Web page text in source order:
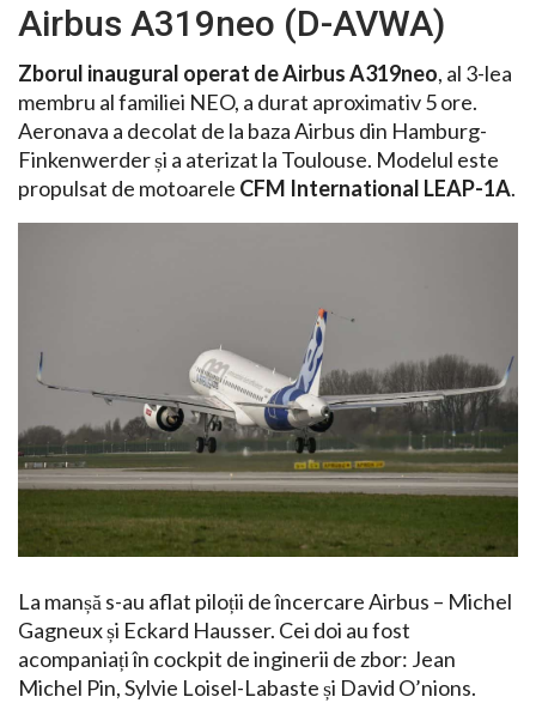
Airbus A319neo (D-AVWA)
Zborul inaugural operat de Airbus A319neo, al 3-lea
membru al familiei NEO, a durat aproximativ 5 ore.
Aeronava a decolat de la baza Airbus din Hamburg-
Finkenwerder și a aterizat la Toulouse. Modelul este
propulsat de motoarele CFM International LEAP-1A.
La manșă s-au aflat piloții de încercare Airbus – Michel
Gagneux și Eckard Hausser. Cei doi au fost
acompaniați în cockpit de inginerii de zbor: Jean
Michel Pin, Sylvie Loisel-Labaste și David O’nions.